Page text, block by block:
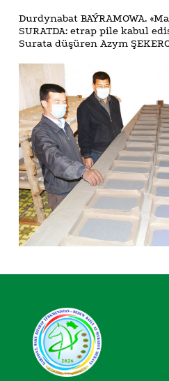
Durdynabat BAÝRAMOWA.
SURATDA: etrap pile kabul
Surata düşüren Azym